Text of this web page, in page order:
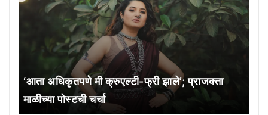
‘आता अधिकृतपणे मी क्रुएल्टी-फ्री झाले’; प्राजक्ता
माळीच्या पोस्टची चर्चा